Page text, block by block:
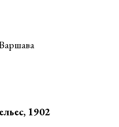
1902